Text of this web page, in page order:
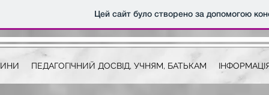
Цей сайт було створено за допомогою
ПЕДАГОГІЧНИЙ ДОСВІД, УЧНЯМ, БАТЬКАМ